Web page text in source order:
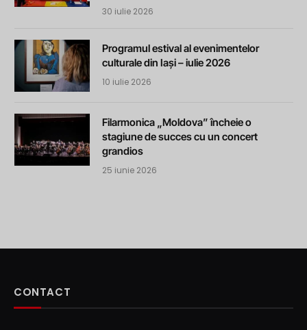
30 iulie 2026
Programul estival al evenimentelor
culturale din Iași – iulie 2026
10 iulie 2026
Filarmonica „Moldova” încheie o
stagiune de succes cu un concert
grandios
25 iunie 2026
CONTACT